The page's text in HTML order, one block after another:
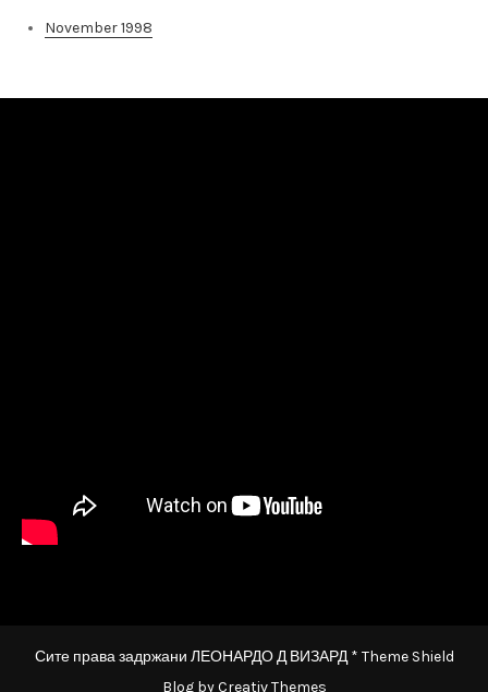
November 1998
Сите права задржани ЛЕОНАРДО Д ВИЗАРД * Theme Shield
Blog byCreativ Themes